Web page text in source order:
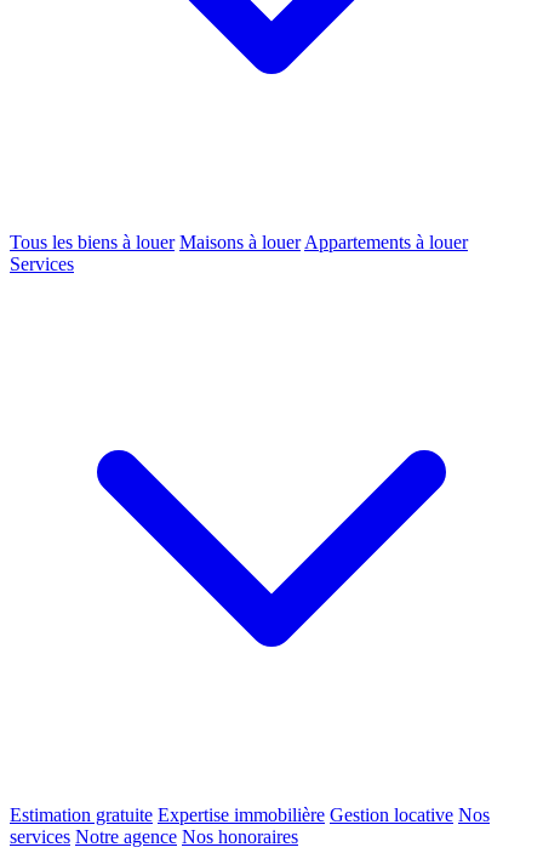
Tous les biens à louer Maisons à louer Appartements à louer
Services
Estimation gratuite Expertise immobilière Gestion locative Nos
services Notre agence Nos honoraires